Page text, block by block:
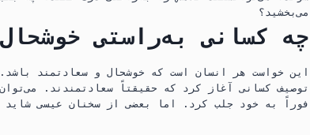
می‌بخشید؟‏
چه کسانی به‌راستی
این خواست هر انسان است که خوشحال و سعادتمند
توصیف کسانی آغاز کرد که حقیقتاً سعادتمندند.‏
فوراً به خود جلب کرد.‏ اما بعضی از سخنان عیسی شاید